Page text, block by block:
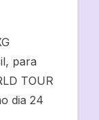
para
TOUR
dia 24